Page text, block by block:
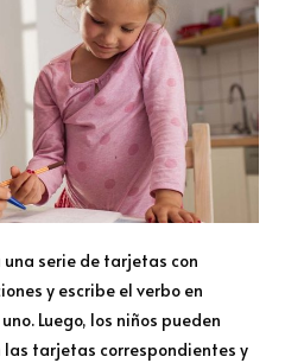
serie de tarjetas con
y escribe el verbo en
Luego, los niños pueden
las tarjetas correspondientes y